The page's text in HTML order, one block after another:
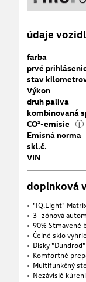
údaje
farba
prvé
stav
Výkon
druh paliva
kombinovaná
CO²-emisie i
Emisná norma
skl.č.
VIN
doplnková
"IQ.Light"
3- zónová
90% Stmavené
Čelné sklo
Disky
Komfortné
Multifunkčný
Nezávislé